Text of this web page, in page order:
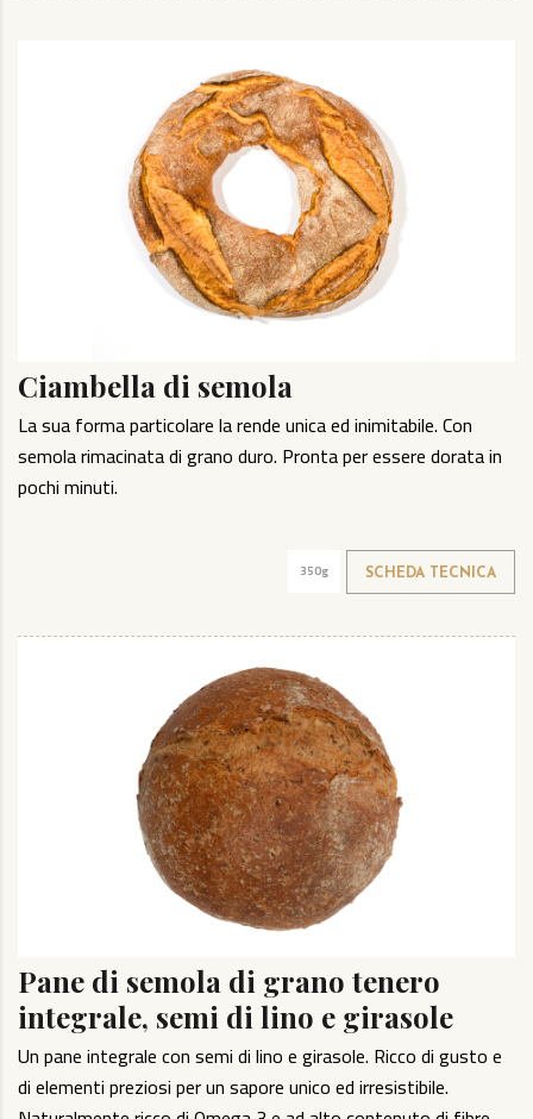
Ciambella di semola
La sua forma particolare la rende unica ed inimitabile. Con
semola rimacinata di grano duro. Pronta per essere dorata in
pochi minuti.
350g SCHEDA TECNICA
Pane di semola di grano tenero
integrale, semi di lino e girasole
Un pane integrale con semi di lino e girasole. Ricco di gusto e
di elementi preziosi per un sapore unico ed irresistibile.